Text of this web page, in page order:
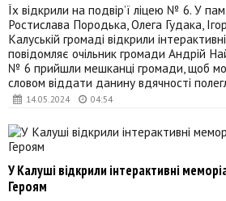
14.05.2024 04:54
Їх відкрили на подвір’ї ліцею № 6. У
Ростислава Породька, Олега Гудака,
Калуській громаді відкрили
повідомляє очільник громади Андрій
№ 6 прийшли мешканці громади, щоб
словом віддати данину вдячності
У Калуші відкрили інтерактивні
Героям